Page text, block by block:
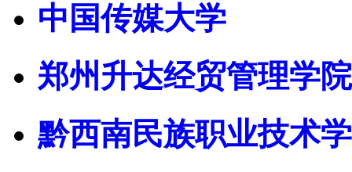
中国传媒大学
郑州升达经贸管理学院
黔西南民族职业技术